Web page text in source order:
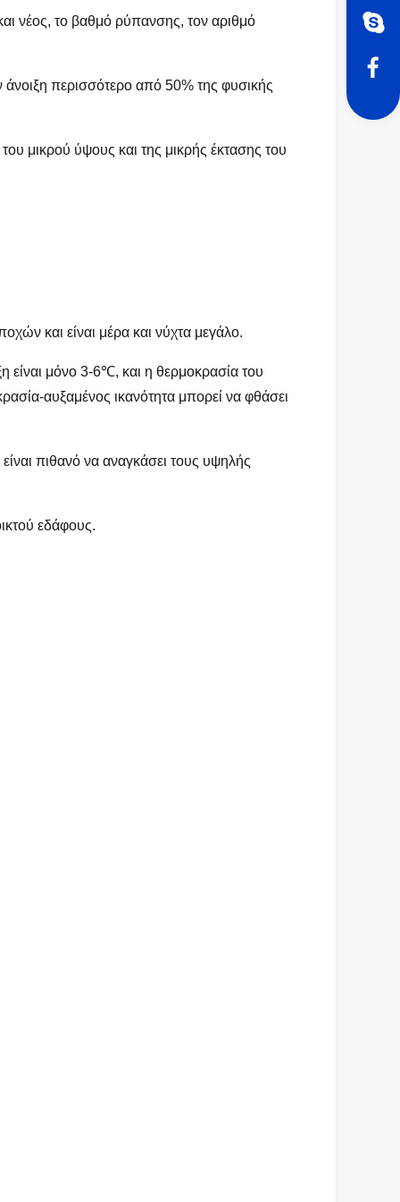
νέος, το βαθμό ρύπανσης, τον αριθμό
άνοιξη περισσότερο από 50% της φυσικής
μικρού ύψους και της μικρής έκτασης του
και είναι μέρα και νύχτα μεγάλο.
είναι μόνο 3-6℃, και η θερμοκρασία του
αυξαμένος ικανότητα μπορεί να φθάσει
πιθανό να αναγκάσει τους υψηλής
εδάφους.